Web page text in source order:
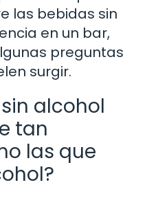
las bebidas sin
en un bar,
preguntas
surgir.
alcohol
tan
las que